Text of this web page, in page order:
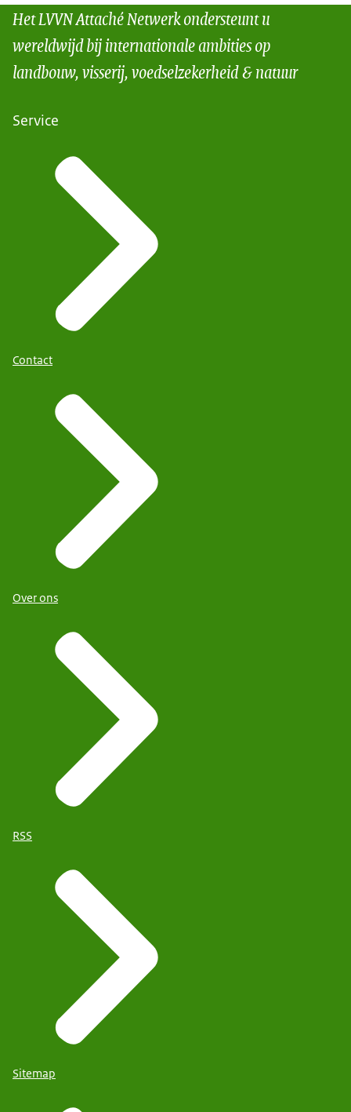
Het LVVN Attaché Netwerk ondersteunt u
wereldwijd bij internationale ambities op
landbouw, visserij, voedselzekerheid & natuur
Service
Contact
Over ons
RSS
Sitemap